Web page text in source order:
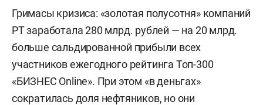
Гримасы кризиса: «золотая полусотня» компаний
РТ заработала 280 млрд. рублей — на 20 млрд.
больше сальдированной прибыли всех
участников ежегодного рейтинга Топ-300
«БИЗНЕС Online». При этом «в деньгах»
сократилась доля нефтяников, но они